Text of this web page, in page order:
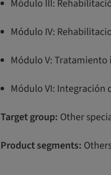
Módulo III:
Módulo IV:
Módulo V:
Módulo VI: Integración
Target group: Other
Product segments: